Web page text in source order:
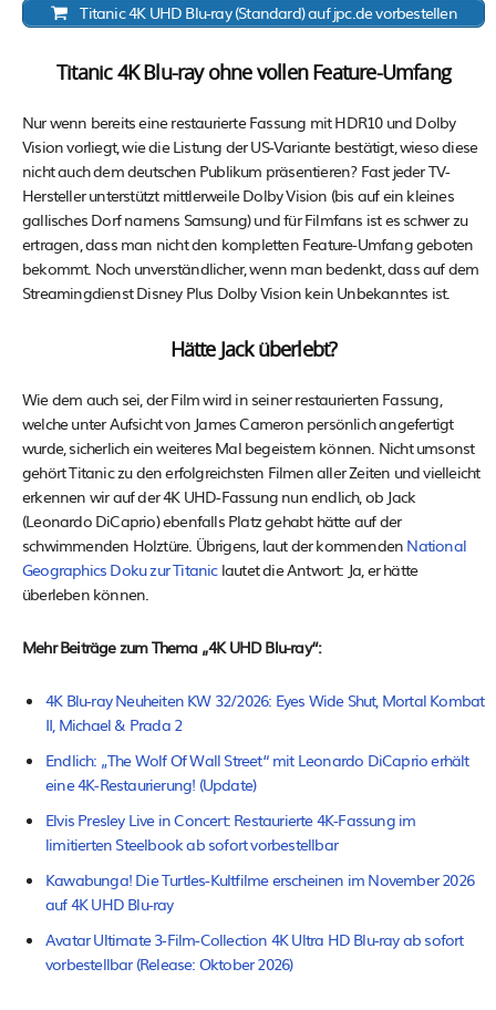
Titanic 4K UHD Blu-ray (Standard) auf jpc.de vorbestellen
Titanic 4K Blu-ray ohne vollen Feature-Umfang
Nur wenn bereits eine restaurierte Fassung mit HDR10 und Dolby
Vision vorliegt, wie die Listung der US-Variante bestätigt, wieso diese
nicht auch dem deutschen Publikum präsentieren? Fast jeder TV-
Hersteller unterstützt mittlerweile Dolby Vision (bis auf ein kleines
gallisches Dorf namens Samsung) und für Filmfans ist es schwer zu
ertragen, dass man nicht den kompletten Feature-Umfang geboten
bekommt. Noch unverständlicher, wenn man bedenkt, dass auf dem
Streamingdienst Disney Plus Dolby Vision kein Unbekanntes ist.
Hätte Jack überlebt?
Wie dem auch sei, der Film wird in seiner restaurierten Fassung,
welche unter Aufsicht von James Cameron persönlich angefertigt
wurde, sicherlich ein weiteres Mal begeistern können. Nicht umsonst
gehört Titanic zu den erfolgreichsten Filmen aller Zeiten und vielleicht
erkennen wir auf der 4K UHD-Fassung nun endlich, ob Jack
(Leonardo DiCaprio) ebenfalls Platz gehabt hätte auf der
schwimmenden Holztüre. Übrigens, laut der kommenden National
Geographics Doku zur Titaniclautet die Antwort: Ja, er hätte
überleben können.
Mehr Beiträge zum Thema „4K UHD Blu-ray“:
4K Blu-ray Neuheiten KW 32/2026: Eyes Wide Shut, Mortal Kombat
II, Michael & Prada 2
Endlich: „The Wolf Of Wall Street“ mit Leonardo DiCaprio erhält
eine 4K-Restaurierung! (Update)
Elvis Presley Live in Concert: Restaurierte 4K-Fassung im
limitierten Steelbook ab sofort vorbestellbar
Kawabunga! Die Turtles-Kultfilme erscheinen im November 2026
auf 4K UHD Blu-ray
Avatar Ultimate 3-Film-Collection 4K Ultra HD Blu-ray ab sofort
vorbestellbar (Release: Oktober 2026)